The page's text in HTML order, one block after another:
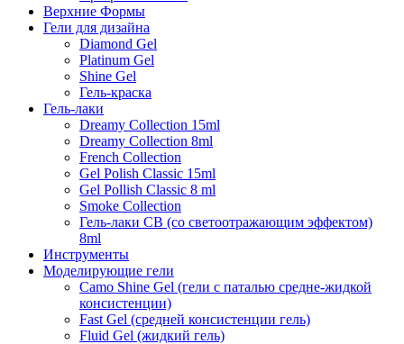
Верхние Формы
Гели для дизайна
Diamond Gel
Platinum Gel
Shine Gel
Гель-краска
Гель-лаки
Dreamy Collection 15ml
Dreamy Collection 8ml
French Collection
Gel Polish Classic 15ml
Gel Pollish Classic 8 ml
Smoke Collection
Гель-лаки СВ (со светоотражающим эффектом)
8ml
Инструменты
Моделирующие гели
Camo Shine Gel (гели с паталью средне-жидкой
консистенции)
Fast Gel (средней консистенции гель)
Fluid Gel (жидкий гель)